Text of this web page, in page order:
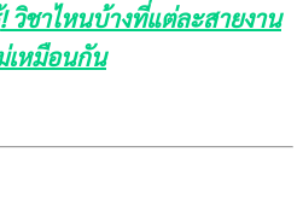
วิชาไหนบ้างที่แต่ละสายงาน
เหมือนกัน